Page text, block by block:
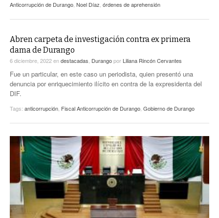
Anticorrupción de Durango, Noel Díaz, órdenes de aprehensión
Abren carpeta de investigación contra ex primera
dama de Durango
6 diciembre, 2022endestacadas, Durangopor Liliana Rincón Cervantes
Fue un particular, en este caso un periodista, quien presentó una
denuncia por enriquecimiento ilícito en contra de la expresidenta del
DIF.
Tags: anticorrupción, Fiscal Anticorrupción de Durango, Gobierno de Durango